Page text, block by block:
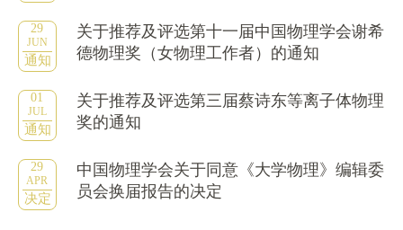
29
JUN
通知
关于推荐及评选第十一届中国物理学会谢希
德物理奖（女物理工作者）的通知
01
JUL
通知
关于推荐及评选第三届蔡诗东等离子体物理
奖的通知
29
APR
决定
中国物理学会关于同意《大学物理》编辑委
员会换届报告的决定